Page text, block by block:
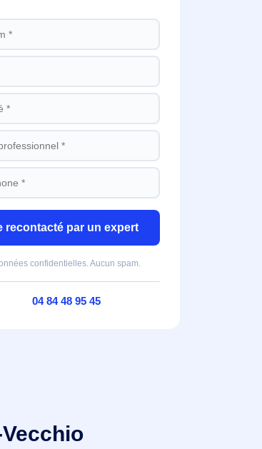
recontacté par un expert
confidentielles. Aucun spam.
04 84 48 95 45